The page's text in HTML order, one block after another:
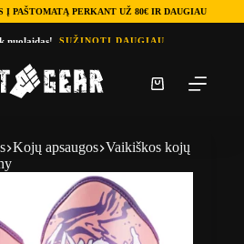
Į PAŠTOMATĄ PERKANT UŽ 80€ IR DAUGIAU
nuolaidas! SUŽINOTI DAUGIAU
Shopping
cart
Kojų apsaugos Vaikiškos kojų